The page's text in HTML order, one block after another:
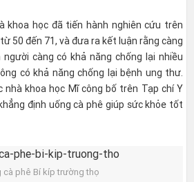
khoa học đã tiến hành nghiên cứu trên
50 đến 71, và đưa ra kết luận rằng càng
càng có khả năng chống lại nhiều
có khả năng chống lại bệnh ung thư.
nhà khoa học Mĩ công bố trên Tạp chí Y
định uống cà phê giúp sức khỏe tốt
cà phê Bí kíp trường thọ